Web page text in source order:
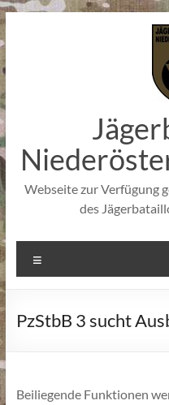
Zum
springen
Webseite zur Verfügung
des
PzStbB 3 sucht
Beiliegende Funktionen